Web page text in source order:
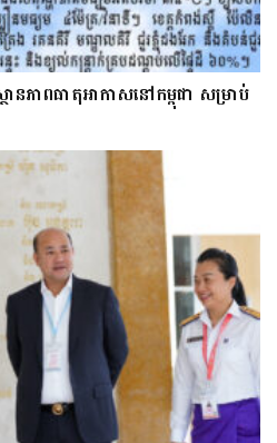
ភាពធាតុអាកាសនៅកម្ពុជា សម្រាប់